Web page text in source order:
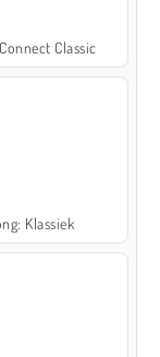
Classic
Klassiek